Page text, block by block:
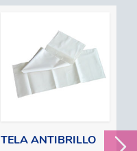
TELA ANTIBRILLO